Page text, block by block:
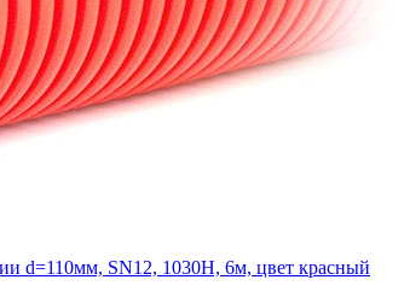
d=110мм, SN12, 1030Н, 6м, цвет красный